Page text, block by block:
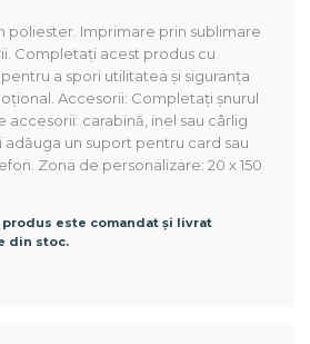
poliester. Imprimare prin sublimare
Completați acest produs cu
a spori utilitatea și siguranța
Accesorii: Completați șnurul
accesorii: carabină, inel sau cârlig
adăuga un suport pentru card sau
Zona de personalizare: 20 x 150
produs este comandat și livrat
din stoc.